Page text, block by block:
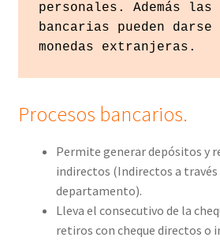
personales. Además las
bancarias pueden
monedas extranjeras.
Procesos bancarios.
Permite generar depósitos y
indirectos (Indirectos a
departamento).
Lleva el consecutivo de la
retiros con cheque directos o